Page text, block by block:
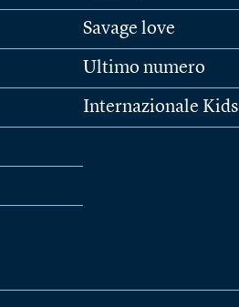
Savage love
Ultimo numero
Internazionale Kids